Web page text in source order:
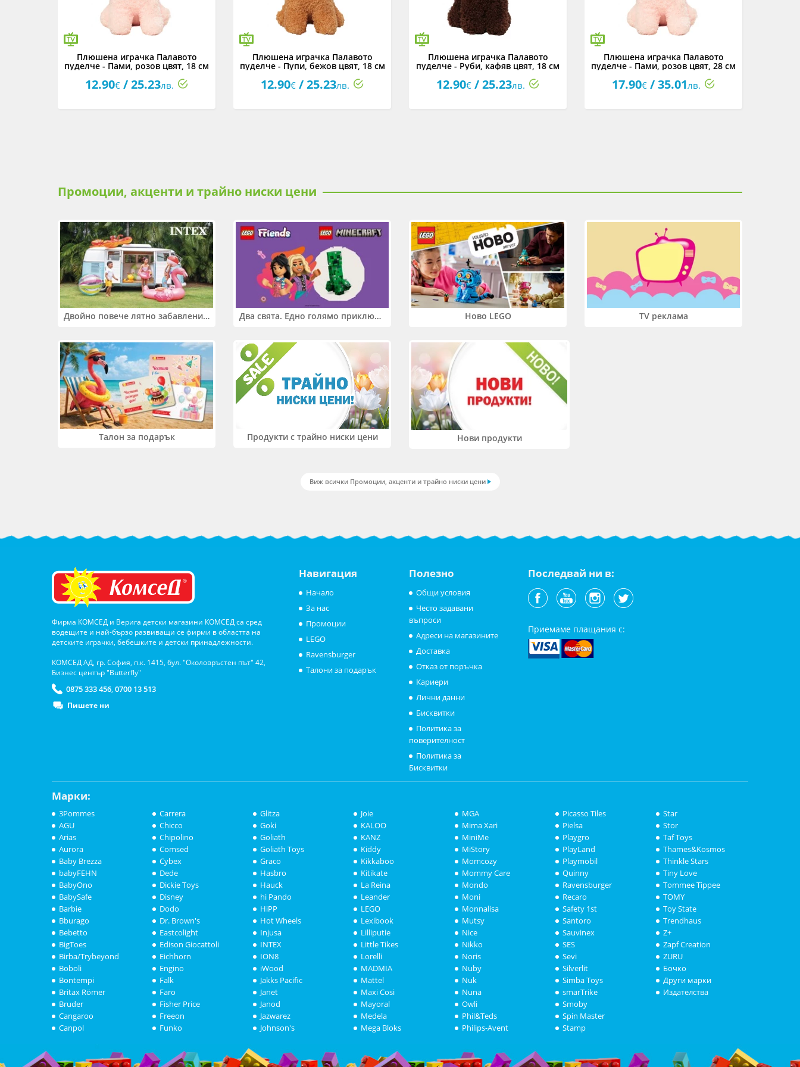
Плюшена играчка Палавото
пуделче - Пами, розов цвят, 18 см
12.90€ / 25.23лв.
Плюшена играчка Палавото
пуделче - Пупи, бежов цвят, 18 см
12.90€ / 25.23лв.
Плюшена играчка Палавото
пуделче - Руби, кафяв цвят, 18 см
12.90€ / 25.23лв.
Плюшена играчка Палавото
пуделче - Пами, розов цвят, 28 см
17.90€ / 35.01лв.
Промоции, акценти и трайно ниски цени
Двойно повече лятно забавление! Купи 2 продукта INTEX и вземи -33% Два свята. Едно голямо приключение. Купи 2 продукта LEGO® Friends и/или LEGO® Minecraft и вземи -27% Ново LEGO TV реклама
Талон за подарък Продукти с трайно ниски цени Нови продукти
Виж всички Промоции, акценти и трайно ниски цени
Фирма КОМСЕД и Верига детски магазини КОМСЕД са сред
водещите и най-бързо развиващи се фирми в областта на
детските играчки, бебешките и детски принадлежности.
КОМСЕД АД, гр. София, п.к. 1415, бул. "Околовръстен път" 42,
Бизнес център "Butterfly"
0875 333 456, 0700 13 513
Пишете ни
Навигация
Начало
За нас
Промоции
LEGO
Ravensburger
Талони за подарък
Полезно
Общи условия
Често задавани
въпроси
Адреси на магазините
Доставка
Отказ от поръчка
Кариери
Лични данни
Бисквитки
Политика за
поверителност
Политика за
Бисквитки
Последвай ни в:
Приемаме плащания с:
Марки:
3Pommes
AGU
Arias
Aurora
Baby Brezza
babyFEHN
BabyOno
BabySafe
Barbie
Bburago
Bebetto
BigToes
Birba/Trybeyond
Boboli
Bontempi
Britax Römer
Bruder
Cangaroo
Canpol
Carrera
Chicco
Chipolino
Comsed
Cybex
Dede
Dickie Toys
Disney
Dodo
Dr. Brown's
Eastcolight
Edison Giocattoli
Eichhorn
Engino
Falk
Faro
Fisher Price
Freeon
Funko
Glitza
Goki
Goliath
Goliath Toys
Graco
Hasbro
Hauck
hi Pando
HiPP
Hot Wheels
Injusa
INTEX
ION8
iWood
Jakks Pacific
Janet
Janod
Jazwarez
Johnson's
Joie
KALOO
KANZ
Kiddy
Kikkaboo
Kitikate
La Reina
Leander
LEGO
Lexibook
Lilliputie
Little Tikes
Lorelli
MADMIA
Mattel
Maxi Cosi
Mayoral
Medela
Mega Bloks
MGA
Mima Xari
MiniMe
MiStory
Momcozy
Mommy Care
Mondo
Moni
Monnalisa
Mutsy
Nice
Nikko
Noris
Nuby
Nuk
Nuna
Owli
Phil&Teds
Philips-Avent
Picasso Tiles
Pielsa
Playgro
PlayLand
Playmobil
Quinny
Ravensburger
Recaro
Safety 1st
Santoro
Sauvinex
SES
Sevi
Silverlit
Simba Toys
smarTrike
Smoby
Spin Master
Stamp
Star
Stor
Taf Toys
Thames&Kosmos
Thinkle Stars
Tiny Love
Tommee Tippee
TOMY
Toy State
Trendhaus
Z+
Zapf Creation
ZURU
Бочко
Други марки
Издателства